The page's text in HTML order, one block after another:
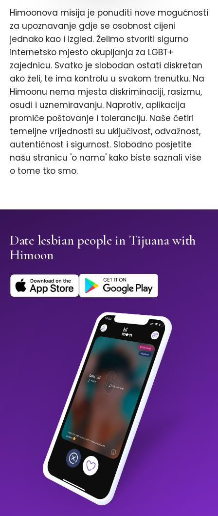
Himoonova misija je ponuditi nove mogućnosti
za upoznavanje gdje se osobnost cijeni
jednako kao i izgled. Želimo stvoriti sigurno
internetsko mjesto okupljanja za LGBT+
zajednicu. Svatko je slobodan ostati diskretan
ako želi, te ima kontrolu u svakom trenutku. Na
Himoonu nema mjesta diskriminaciji, rasizmu,
osudi i uznemiravanju. Naprotiv, aplikacija
promiče poštovanje i toleranciju. Naše četiri
temeljne vrijednosti su uključivost, odvažnost,
autentičnost i sigurnost. Slobodno posjetite
našu stranicu 'o nama' kako biste saznali više
o tome tko smo.
Date lesbian people in Tijuana with
Himoon